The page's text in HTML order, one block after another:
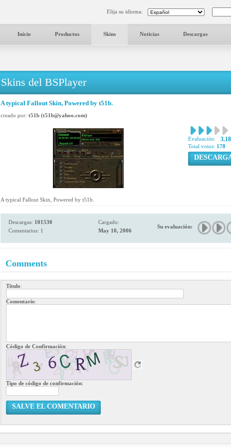
Elija su idioma:
Inicio Productos Skins Noticias Descargas
Skins del BSPlayer
A typical Fallout Skin, Powered by t51b.
creado por: t51b (t51b@yahoo.com)
Evaluación: 3.18
Total votos: 178
A typical Fallout Skin, Powered by t51b.
Descargas: 101530
Comentarios: 1
Cargado:
May 10, 2006
Su evaluación:
Comments
Título:
Comentario:
Código de Confirmación:
Tipo de código de confirmación:
SALVE EL COMENTARIO